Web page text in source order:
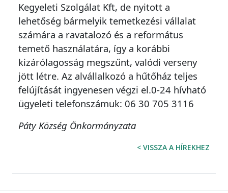
Kegyeleti Szolgálat Kft, de nyitott a
lehetőség bármelyik temetkezési vállalat
számára a ravatalozó és a református
temető használatára, így a korábbi
kizárólagosság megszűnt, valódi verseny
jött létre. Az alvállalkozó a hűtőház teljes
felújítását ingyenesen végzi el.0-24 hívható
ügyeleti telefonszámuk: 06 30 705 3116
Páty Község Önkormányzata
< VISSZA A HÍREKHEZ